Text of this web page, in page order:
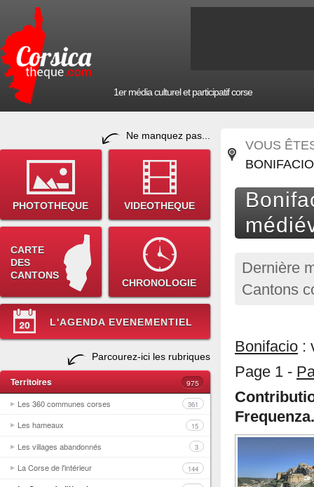
1er média culturel et participatif corse
Ne manquez pas...
PHOTOTHEQUE VIDEOTHEQUE
CARTE
DES
CANTONS
CHRONOLOGIE
L'AGENDA EVENEMENTIEL
Parcourez-ici les rubriques
Territoires 975
Les 360 communes corses 361
Les hameaux 15
Les villages abandonnés 3
La Corse de l'intérieur 144
VOUS
Dernière
Cantons
Bonifacio :
Page 1 -
Frequenza.